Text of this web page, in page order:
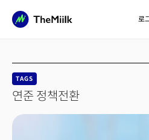
로
TAGS
연준 정책전환